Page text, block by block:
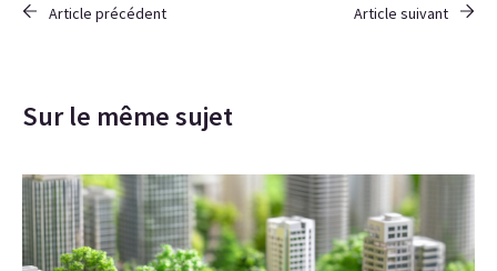
Article précédent Article suivant
Sur le même sujet